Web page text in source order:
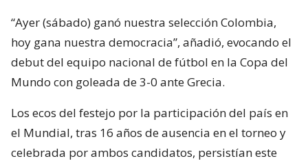
“Ayer (sábado) ganó nuestra selección Colombia,
hoy gana nuestra democracia”, añadió, evocando el
debut del equipo nacional de fútbol en la Copa del
Mundo con goleada de 3-0 ante Grecia.
Los ecos del festejo por la participación del país en
el Mundial, tras 16 años de ausencia en el torneo y
celebrada por ambos candidatos, persistían este